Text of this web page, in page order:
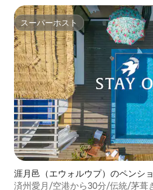
スーパーホスト
スーパーホスト
涯月邑（エウォルウプ）のペンシ
済州愛月/空港から30分/伝統/茅葺